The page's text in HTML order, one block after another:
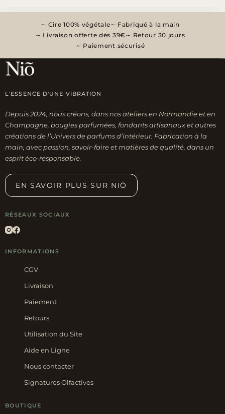
variations.
options
la
page
du
Cire 100% végétale
Fabriqué à la main
Livraison offerte dès 39€
Retour 30 jours
Paiement sécurisé
L'ESSENCE D'UNE VIBRATION
Depuis 2024, nous créons, dans nos ateliers en Normandie et en
Champagne, bougies parfumées, fondants artisanaux et autres
créations de l’Univers de parfums d’intérieur. Fabrication à la
main, avec passion, savoir-faire et matières de qualité, dans un
esprit éco-responsable.
EN SAVOIR PLUS SUR NIÕ
RÉSEAUX SOCIAUX
INFORMATIONS
CGV
Livraison
Paiement
Retours
Utilisation du Site
Aide en Ligne
Nous contacter
Signatures Olfactives
BOUTIQUE